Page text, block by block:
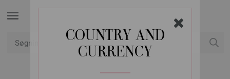
COUNTRY AND
CURRENCY